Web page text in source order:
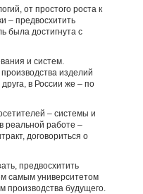
от простого роста к
– предвосхитить
была достигнута с
и систем.
изделий
в России же – по
– системы и
реальной работе –
договориться о
предвосхитить
самым университетом
производства будущего.